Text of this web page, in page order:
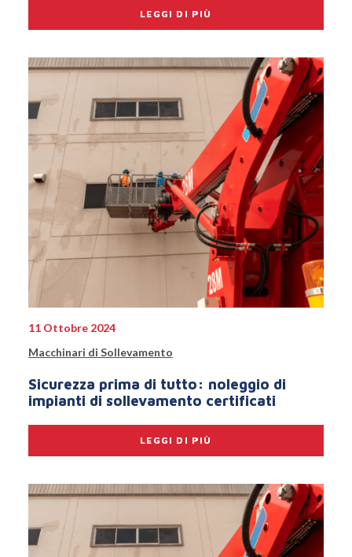
LEGGI DI PIÙ
11 Ottobre 2024
Macchinari di Sollevamento
Sicurezza prima di tutto: noleggio di
impianti di sollevamento certificati
LEGGI DI PIÙ